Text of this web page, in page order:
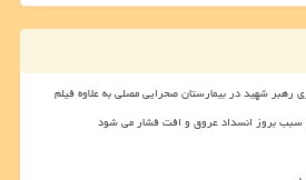
بروز انسداد عروق و افت فشار می شود